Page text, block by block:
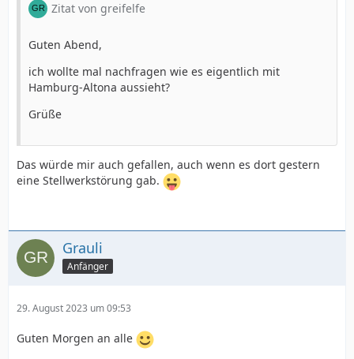
Zitat von greifelfe
Guten Abend,
ich wollte mal nachfragen wie es eigentlich mit
Hamburg-Altona aussieht?
Grüße
Das würde mir auch gefallen, auch wenn es dort gestern
eine Stellwerkstörung gab.
Grauli
Anfänger
29. August 2023 um 09:53
Guten Morgen an alle